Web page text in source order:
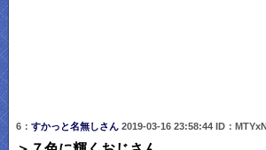
6： すかっと名無しさん 2019-03-16 23:58:44 ID：